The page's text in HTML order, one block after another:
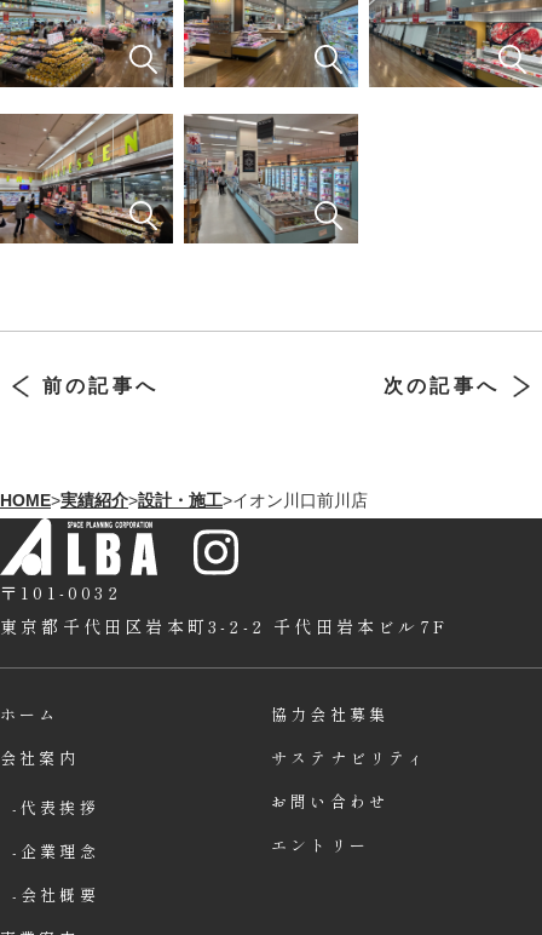
HOME>実績紹介>設計・施工>イオン川口前川店
前の記事へ 次の記事へ
〒101-0032
東京都千代田区岩本町3-2-2 千代田岩本ビル7F
ホーム
会社案内
代表挨拶
企業理念
会社概要
協力会社募集
サステナビリティ
お問い合わせ
エントリー